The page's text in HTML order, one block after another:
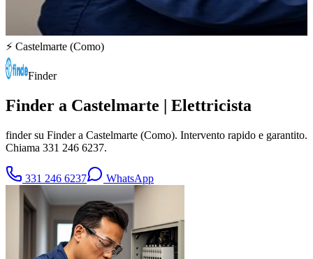
⚡ Castelmarte (Como)
Finder
Finder a Castelmarte | Elettricista
finder su Finder a Castelmarte (Como). Intervento rapido e garantito.
Chiama 331 246 6237.
331 246 6237 WhatsApp